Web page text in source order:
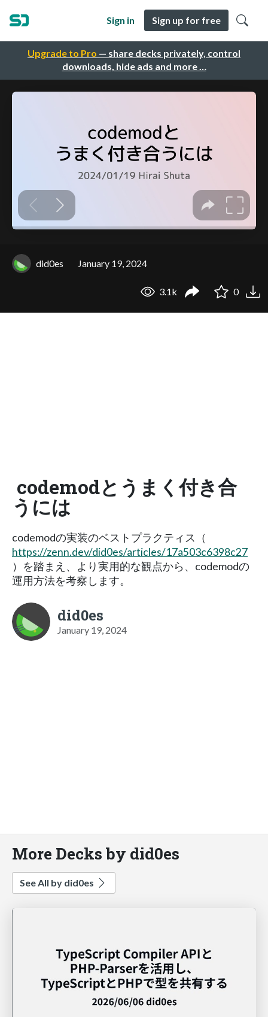
Upgrade to Pro — share decks privately, control
downloads, hide ads and more …
Sign in Sign up for free
did0es January 19, 2024
3.1k 0
codemodとうまく付き合
うには
codemodの実装のベストプラクティス（
https://zenn.dev/did0es/articles/17a503c6398c27
）を踏まえ、より実用的な観点から、codemodの
運用方法を考察します。
did0es
January 19, 2024
More Decks by did0es
See All by did0es